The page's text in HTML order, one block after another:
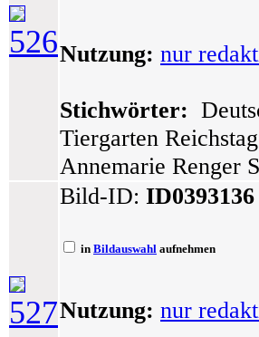
526Nutzung: nur
Stichwörter:
Tiergarten
Annemarie Renger
527
Bild-ID: ID0393136
in Bildauswahl aufnehmen
Nutzung: nur